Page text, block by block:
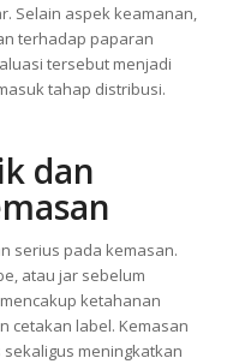
Selain aspek keamanan,
terhadap paparan
tersebut menjadi
tahap distribusi.
dan
serius pada kemasan.
atau jar sebelum
ketahanan
cetakan label. Kemasan
meningkatkan